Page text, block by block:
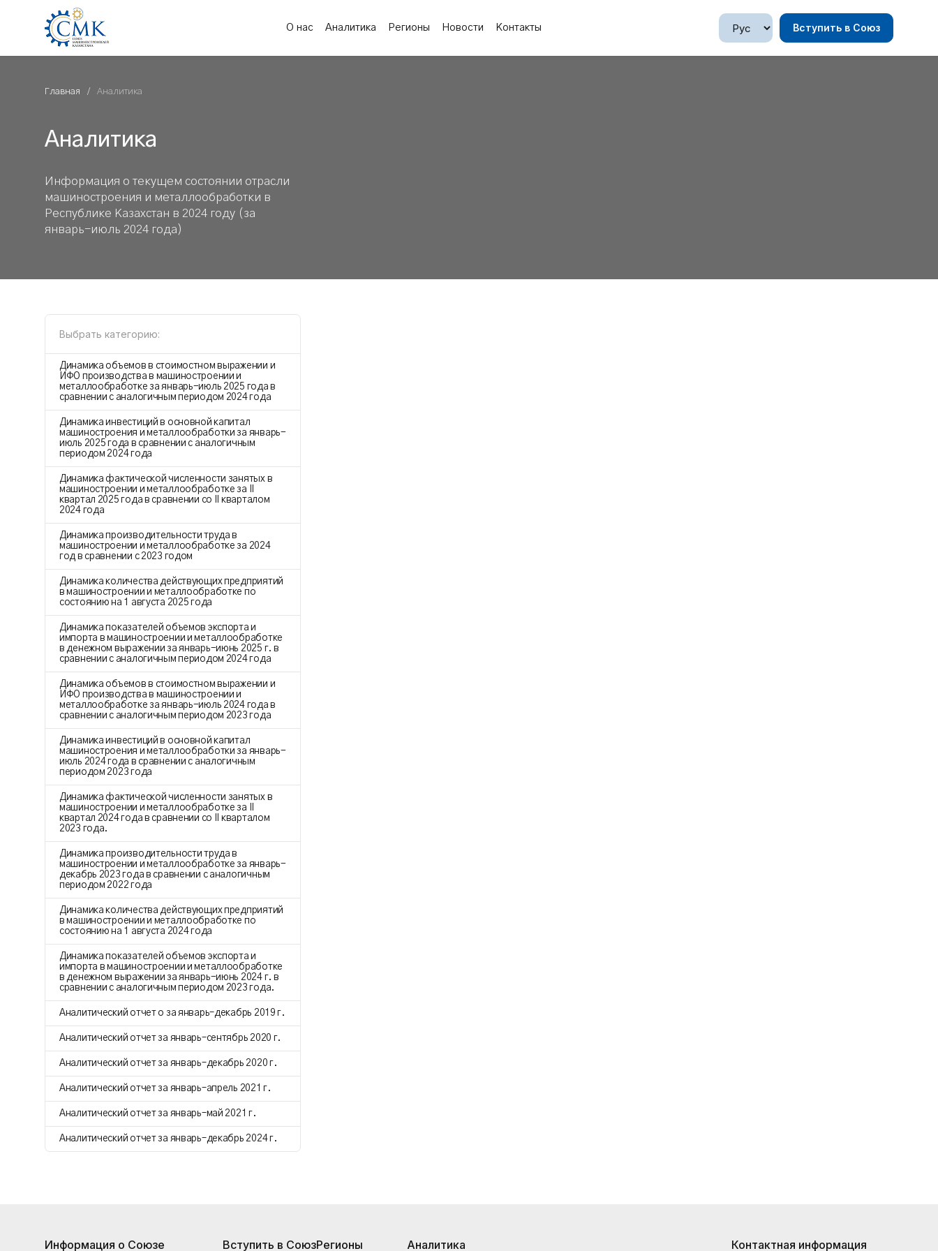
О нас Аналитика Регионы Новости Контакты Вступить в Союз
Главная Аналитика
Аналитика
Информация о текущем состоянии отрасли
машиностроения и металлообработки в
Республике Казахстан в 2024 году (за
январь-июль 2024 года)
Выбрать категорию:
Динамика объемов в стоимостном выражении и
ИФО производства в машиностроении и
металлообработке за январь-июль 2025 года в
сравнении с аналогичным периодом 2024 года
Динамика инвестиций в основной капитал
машиностроения и металлообработки за январь-
июль 2025 года в сравнении с аналогичным
периодом 2024 года
Динамика фактической численности занятых в
машиностроении и металлообработке за II
квартал 2025 года в сравнении со II кварталом
2024 года
Динамика производительности труда в
машиностроении и металлообработке за 2024
год в сравнении с 2023 годом
Динамика количества действующих предприятий
в машиностроении и металлообработке по
состоянию на 1 августа 2025 года
Динамика показателей объемов экспорта и
импорта в машиностроении и металлообработке
в денежном выражении за январь-июнь 2025 г. в
сравнении с аналогичным периодом 2024 года
Динамика объемов в стоимостном выражении и
ИФО производства в машиностроении и
металлообработке за январь-июль 2024 года в
сравнении с аналогичным периодом 2023 года
Динамика инвестиций в основной капитал
машиностроения и металлообработки за январь-
июль 2024 года в сравнении с аналогичным
периодом 2023 года
Динамика фактической численности занятых в
машиностроении и металлообработке за II
квартал 2024 года в сравнении со II кварталом
2023 года.
Динамика производительности труда в
машиностроении и металлообработке за январь-
декабрь 2023 года в сравнении с аналогичным
периодом 2022 года
Динамика количества действующих предприятий
в машиностроении и металлообработке по
состоянию на 1 августа 2024 года
Динамика показателей объемов экспорта и
импорта в машиностроении и металлообработке
в денежном выражении за январь-июнь 2024 г. в
сравнении с аналогичным периодом 2023 года.
Аналитический отчет о за январь–декабрь 2019 г.
Аналитический отчет за январь–сентябрь 2020 г.
Аналитический отчет за январь–декабрь 2020 г.
Аналитический отчет за январь–апрель 2021 г.
Аналитический отчет за январь–май 2021 г.
Аналитический отчет за январь–декабрь 2024 г.
Информация о Союзе Вступить в СоюзРегионы Аналитика Контактная информация